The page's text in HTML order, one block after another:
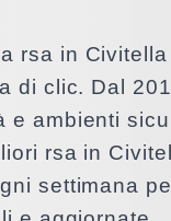
rsa in
di clic. Dal
e ambienti
rsa in
settimana